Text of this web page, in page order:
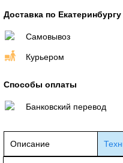
Доставка по Екатеринбургу
Самовывоз
Курьером
Способы оплаты
Банковский перевод
Описание